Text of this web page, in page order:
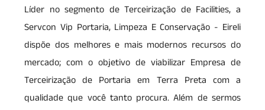
Líder no segmento de Terceirização de Facilities, a
Servcon Vip Portaria, Limpeza E Conservação - Eireli
dispõe dos melhores e mais modernos recursos do
mercado; com o objetivo de viabilizar Empresa de
Terceirização de Portaria em Terra Preta com a
qualidade que você tanto procura. Além de sermos